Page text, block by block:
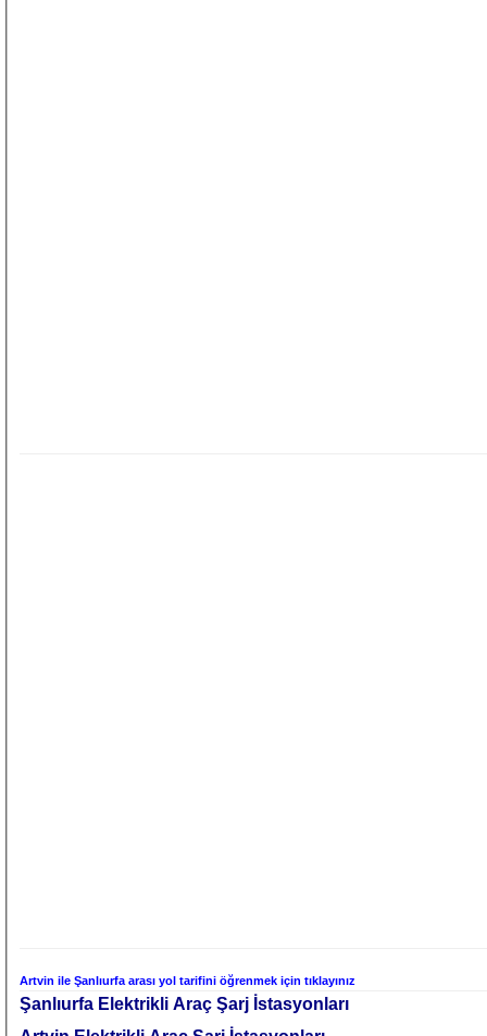
Artvin ile Şanlıurfa arası yol tarifini öğrenmek için tıklayınız
Şanlıurfa Elektrikli Araç Şarj İstasyonları